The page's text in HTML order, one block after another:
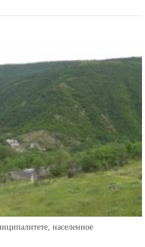
населенное